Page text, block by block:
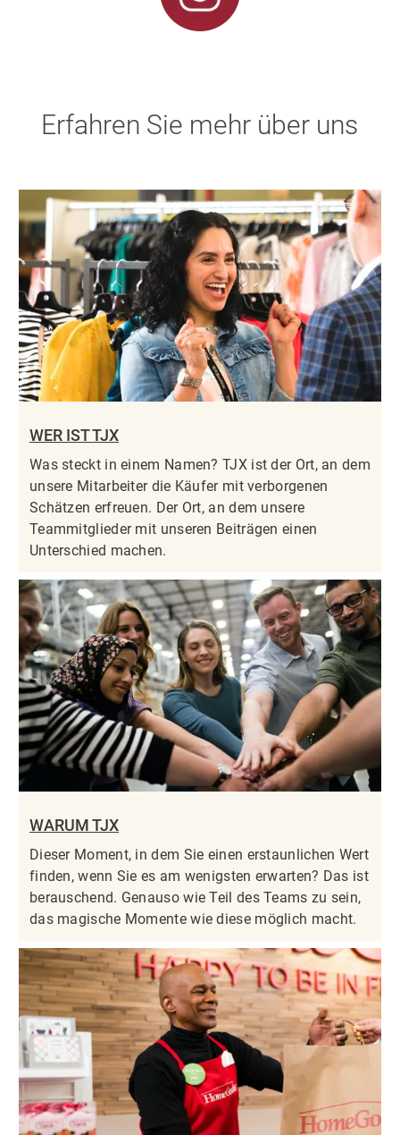
Erfahren Sie mehr über uns
WER IST TJX
Was steckt in einem Namen? TJX ist der Ort, an dem
unsere Mitarbeiter die Käufer mit verborgenen
Schätzen erfreuen. Der Ort, an dem unsere
Teammitglieder mit unseren Beiträgen einen
Unterschied machen.
WARUM TJX
Dieser Moment, in dem Sie einen erstaunlichen Wert
finden, wenn Sie es am wenigsten erwarten? Das ist
berauschend. Genauso wie Teil des Teams zu sein,
das magische Momente wie diese möglich macht.